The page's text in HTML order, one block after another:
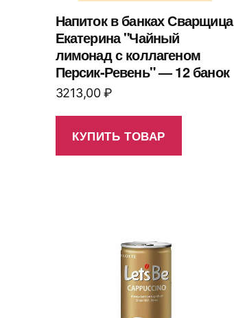
Напиток в банках Сварщица
Екатерина "Чайный
лимонад с коллагеном
Персик-Ревень" — 12 банок
3213,00₽
КУПИТЬ ТОВАР